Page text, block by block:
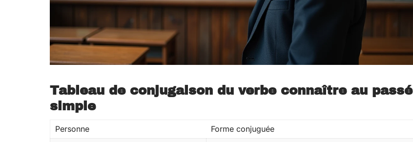
Tableau de conjugaison du verbe connaître au passé
simple
Personne
Forme conjuguée